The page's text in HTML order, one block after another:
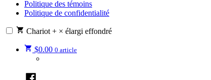
Politique des témoins
Politique de confidentialité
Chariot + × élargi effondré
$0.00 0 article
Facebook